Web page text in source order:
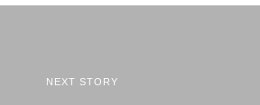
NEXT STORY